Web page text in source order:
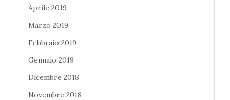
Aprile 2019
Marzo 2019
Febbraio 2019
Gennaio 2019
Dicembre 2018
Novembre 2018